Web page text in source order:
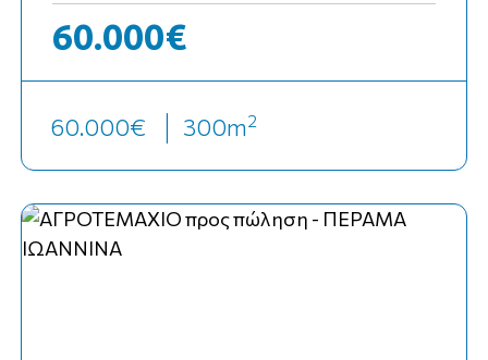
60.000€
60.000€ 300m2